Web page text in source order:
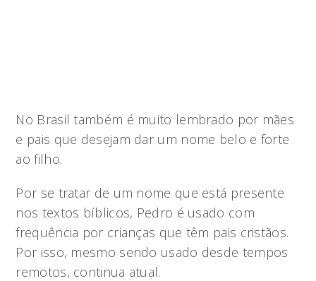
No Brasil também é muito lembrado por mães
e pais que desejam dar um nome belo e forte
ao filho.
Por se tratar de um nome que está presente
nos textos bíblicos, Pedro é usado com
frequência por crianças que têm pais cristãos.
Por isso, mesmo sendo usado desde tempos
remotos, continua atual.